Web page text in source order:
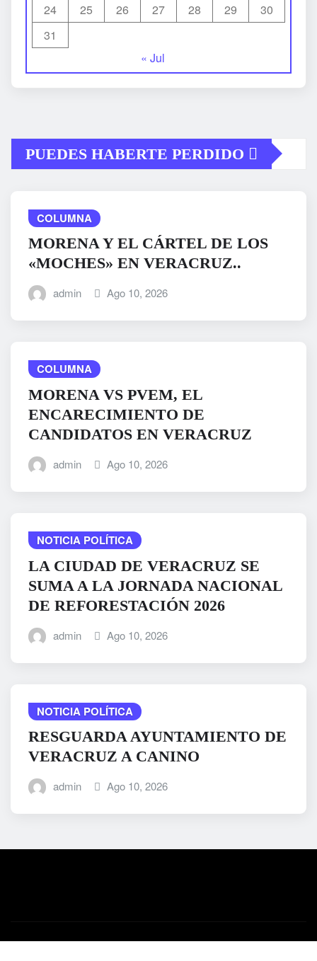
24
25 26 27 28 29
30
31
« Jul
PUEDES HABERTE PERDIDO
COLUMNA
MORENA Y EL CÁRTEL DE LOS
«MOCHES» EN VERACRUZ..
admin Ago 10, 2026
COLUMNA
MORENA VS PVEM, EL
ENCARECIMIENTO DE
CANDIDATOS EN VERACRUZ
admin Ago 10, 2026
NOTICIA POLÍTICA
LA CIUDAD DE VERACRUZ SE
SUMA A LA JORNADA NACIONAL
DE REFORESTACIÓN 2026
admin Ago 10, 2026
NOTICIA POLÍTICA
RESGUARDA AYUNTAMIENTO DE
VERACRUZ A CANINO
admin Ago 10, 2026